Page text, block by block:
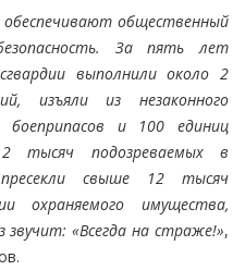
общественный
За пять лет
выполнили около 2
изъяли из незаконного
и 100 единиц
тысяч подозреваемых в
пресекли свыше 12 тысяч
охраняемого имущества,
звучит: «Всегда на страже!»,